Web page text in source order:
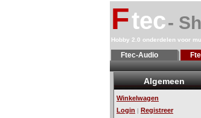
Ftec-
Hobby 2.0 onderdelen voor
Ftec-Audio
Algemeen
Winkelwagen
Login | Registreer